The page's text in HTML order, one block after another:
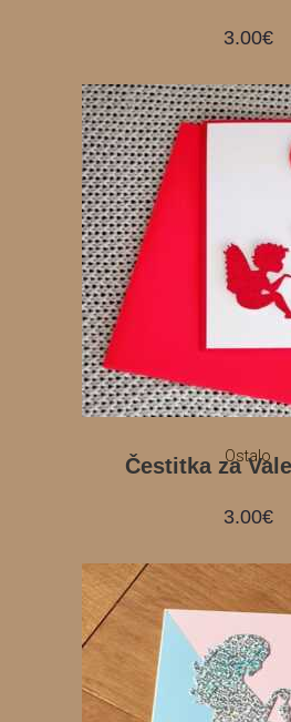
3.00€
Ostalo
Čestitka za
3.00€